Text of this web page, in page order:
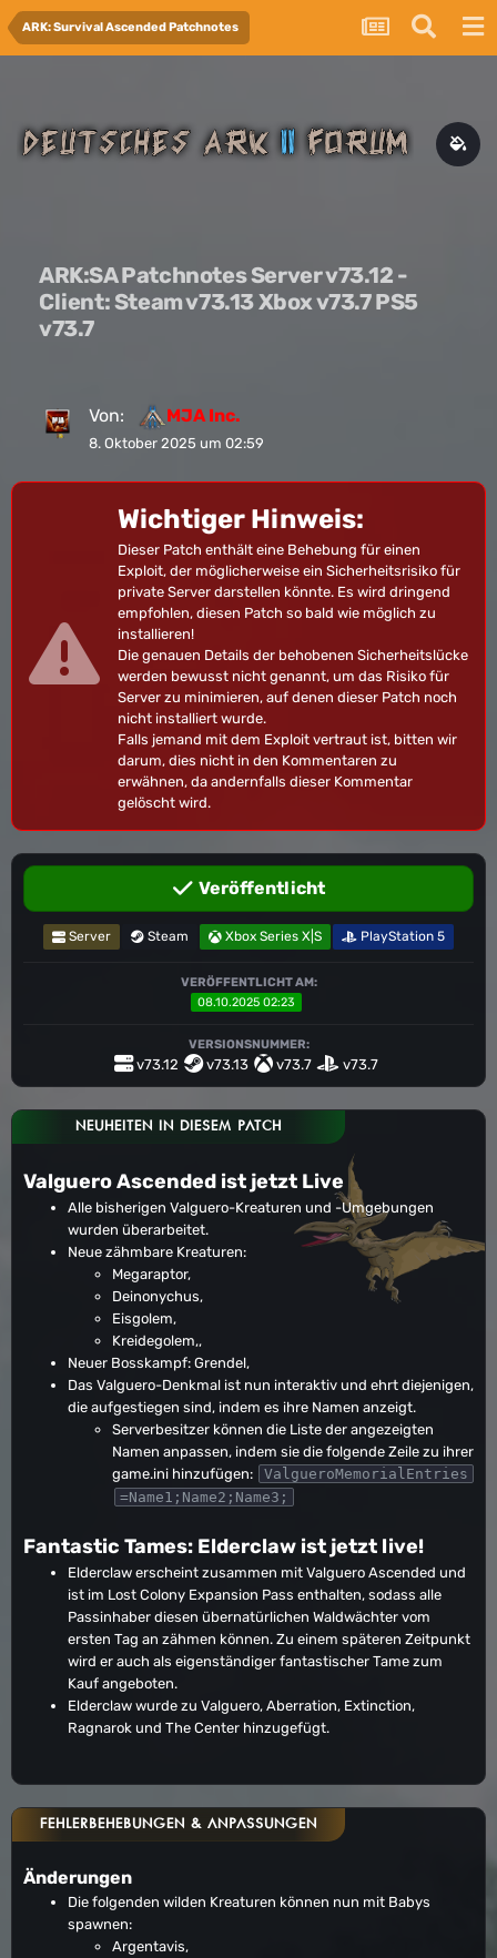
ARK: Survival Ascended Patchnotes
ARK:SA Patchnotes Server v73.12 -
Client: Steam v73.13 Xbox v73.7 PS5
v73.7
Von: MJA Inc.
8. Oktober 2025 um 02:59
Wichtiger Hinweis:
Dieser Patch enthält eine Behebung für einen
Exploit, der möglicherweise ein Sicherheitsrisiko für
private Server darstellen könnte. Es wird dringend
empfohlen, diesen Patch so bald wie möglich zu
installieren!
Die genauen Details der behobenen Sicherheitslücke
werden bewusst nicht genannt, um das Risiko für
Server zu minimieren, auf denen dieser Patch noch
nicht installiert wurde.
Falls jemand mit dem Exploit vertraut ist, bitten wir
darum, dies nicht in den Kommentaren zu
erwähnen, da andernfalls dieser Kommentar
gelöscht wird.
Veröffentlicht
Server Steam Xbox Series X|S PlayStation 5
VERÖFFENTLICHT AM:
08.10.2025 02:23
VERSIONSNUMMER:
v73.12 v73.13 v73.7 v73.7
NEUHEITEN IN DIESEM PATCH
Valguero Ascended ist jetzt Live
Alle bisherigen Valguero-Kreaturen und -Umgebungen
wurden überarbeitet.
Neue zähmbare Kreaturen:
Megaraptor,
Deinonychus,
Eisgolem,
Kreidegolem,,
Neuer Bosskampf: Grendel,
Das Valguero-Denkmal ist nun interaktiv und ehrt diejenigen,
die aufgestiegen sind, indem es ihre Namen anzeigt.
Serverbesitzer können die Liste der angezeigten
Namen anpassen, indem sie die folgende Zeile zu ihrer
game.ini hinzufügen:
ValgueroMemorialEntries
=Name1;Name2;Name3;
Fantastic Tames: Elderclaw ist jetzt live!
Elderclaw erscheint zusammen mit Valguero Ascended und
ist im Lost Colony Expansion Pass enthalten, sodass alle
Passinhaber diesen übernatürlichen Waldwächter vom
ersten Tag an zähmen können. Zu einem späteren Zeitpunkt
wird er auch als eigenständiger fantastischer Tame zum
Kauf angeboten.
Elderclaw wurde zu Valguero, Aberration, Extinction,
Ragnarok und The Center hinzugefügt.
FEHLERBEHEBUNGEN & ANPASSUNGEN
Änderungen
Die folgenden wilden Kreaturen können nun mit Babys
spawnen:
Argentavis,